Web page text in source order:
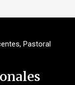
, Pastoral